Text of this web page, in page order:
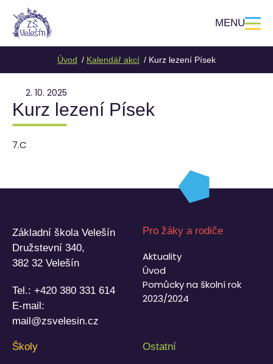
MENU
Úvod Kalendář akcí Kurz lezení Písek
2. 10. 2025
Kurz lezení Písek
7.C
Základní škola Velešín
Družstevní 340,
382 32 Velešín
Tel.: +420 380 331 614
E-mail:
mail@zsvelesin.cz
Pro žáky a rodiče
Aktuality
Úvod
Pomůcky na školní rok
2023/2024
Školy Ostatní